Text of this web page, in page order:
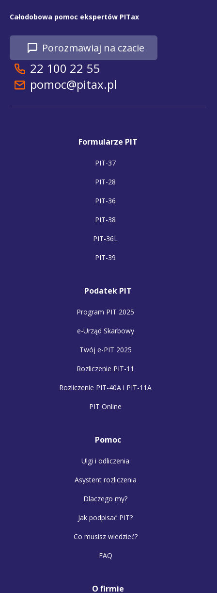
Całodobowa pomoc ekspertów PITax
Porozmawiaj na czacie
22 100 22 55
pomoc@pitax.pl
Formularze PIT
PIT-37
PIT-28
PIT-36
PIT-38
PIT-36L
PIT-39
Podatek PIT
Program PIT 2025
e-Urząd Skarbowy
Twój e-PIT 2025
Rozliczenie PIT-11
Rozliczenie PIT-40A i PIT-11A
PIT Online
Pomoc
Ulgi i odliczenia
Asystent rozliczenia
Dlaczego my?
Jak podpisać PIT?
Co musisz wiedzieć?
FAQ
O firmie